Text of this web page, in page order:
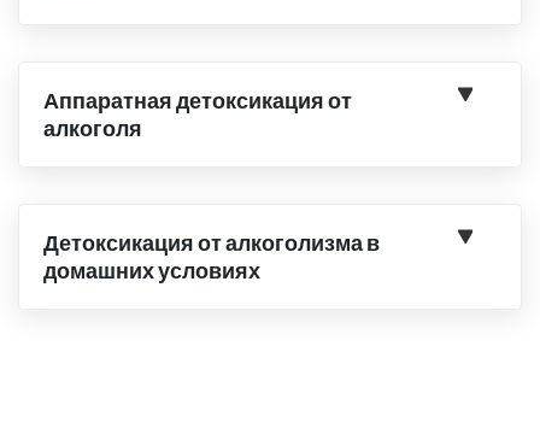
Аппаратная детоксикация от
алкоголя
Детоксикация от алкоголизма в
домашних условиях